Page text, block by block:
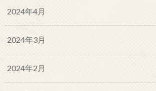
2024年4月
2024年3月
2024年2月